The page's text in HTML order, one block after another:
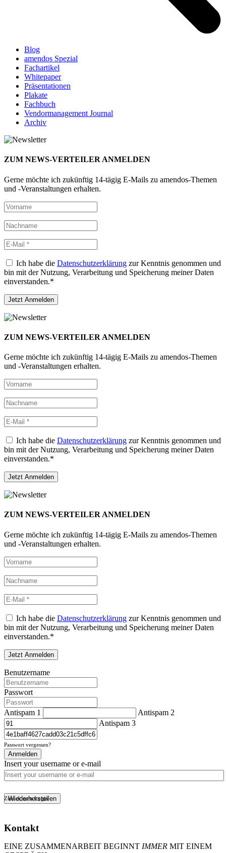
Blog
amendos Spezial
Fachartikel
Whitepaper
Präsentationen
Plakate
Fachbuch
Vendormanagement Journal
Archiv
ZUM NEWS-VERTEILER ANMELDEN
Gerne möchte ich zukünftig 14-tägig E-Mails zu amendos-Themen
und -Veranstaltungen erhalten.
Ich habe die Datenschutzerklärung zur Kenntnis genommen und
bin mit der Nutzung, Verarbeitung und Speicherung meiner Daten
einverstanden.*
ZUM NEWS-VERTEILER ANMELDEN
Gerne möchte ich zukünftig 14-tägig E-Mails zu amendos-Themen
und -Veranstaltungen erhalten.
Ich habe die Datenschutzerklärung zur Kenntnis genommen und
bin mit der Nutzung, Verarbeitung und Speicherung meiner Daten
einverstanden.*
ZUM NEWS-VERTEILER ANMELDEN
Gerne möchte ich zukünftig 14-tägig E-Mails zu amendos-Themen
und -Veranstaltungen erhalten.
Ich habe die Datenschutzerklärung zur Kenntnis genommen und
bin mit der Nutzung, Verarbeitung und Speicherung meiner Daten
einverstanden.*
Benutzername
Passwort
Antispam 1
Antispam 2
Antispam 3
Passwort vergessen?
Anmelden
Insert your username or e-mail
Zurück zum Login
Wiederherstellen
Kontakt
EINE ZUSAMMENARBEIT BEGINNT IMMER MIT EINEM